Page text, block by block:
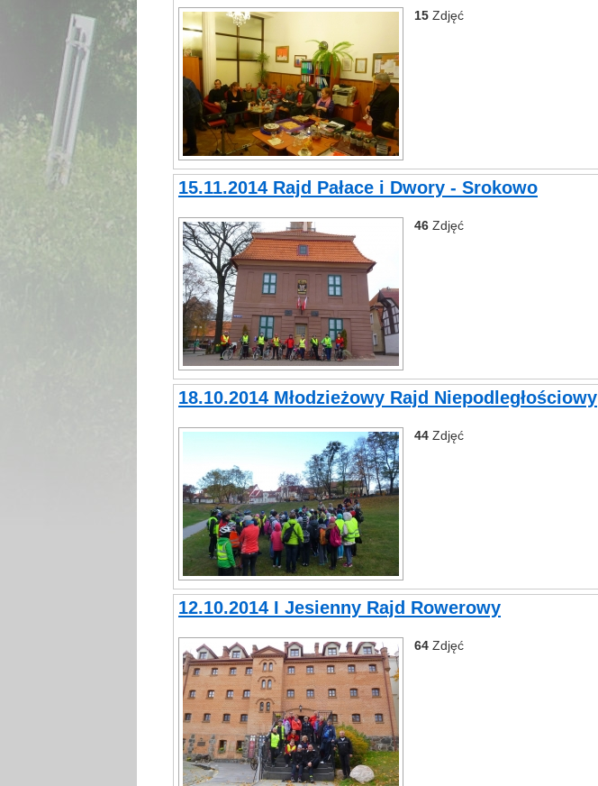
15 Zdjęć
15.11.2014 Rajd Pałace i Dwory - Srokowo
46 Zdjęć
18.10.2014 Młodzieżowy Rajd Niepodległościowy
44 Zdjęć
12.10.2014 I Jesienny Rajd Rowerowy
64 Zdjęć